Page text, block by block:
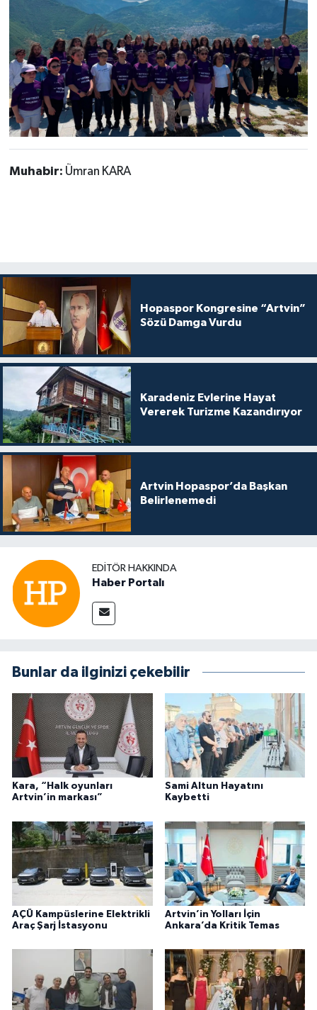
Muhabir: Ümran KARA
Hopaspor Kongresine “Artvin”
Sözü Damga Vurdu
Karadeniz Evlerine Hayat
Vererek Turizme Kazandırıyor
Artvin Hopaspor’da Başkan
Belirlenemedi
EDITÖR HAKKINDA
Haber Portalı
Bunlar da ilginizi çekebilir
Kara, “Halk oyunları
Artvin’in markası”
Sami Altun Hayatını
Kaybetti
AÇÜ Kampüslerine Elektrikli
Araç Şarj İstasyonu
Artvin’in Yolları İçin
Ankara’da Kritik Temas